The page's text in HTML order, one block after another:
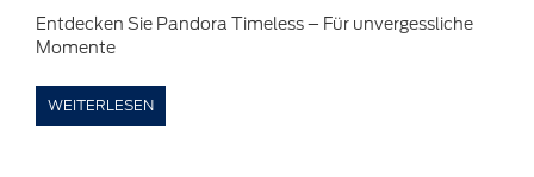
Entdecken Sie Pandora Timeless – Für unvergessliche
Momente
WEITERLESEN